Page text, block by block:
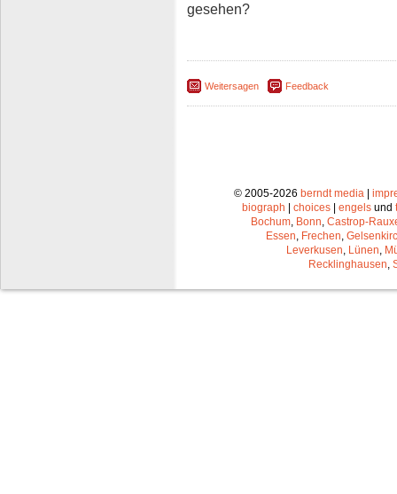
gesehen?
Weitersagen Feedback
© 2005-2026 berndt media |
biograph | choices | engels und
Bochum Bonn Castrop-
Essen Frechen
Leverkusen Lünen
Recklinghausen